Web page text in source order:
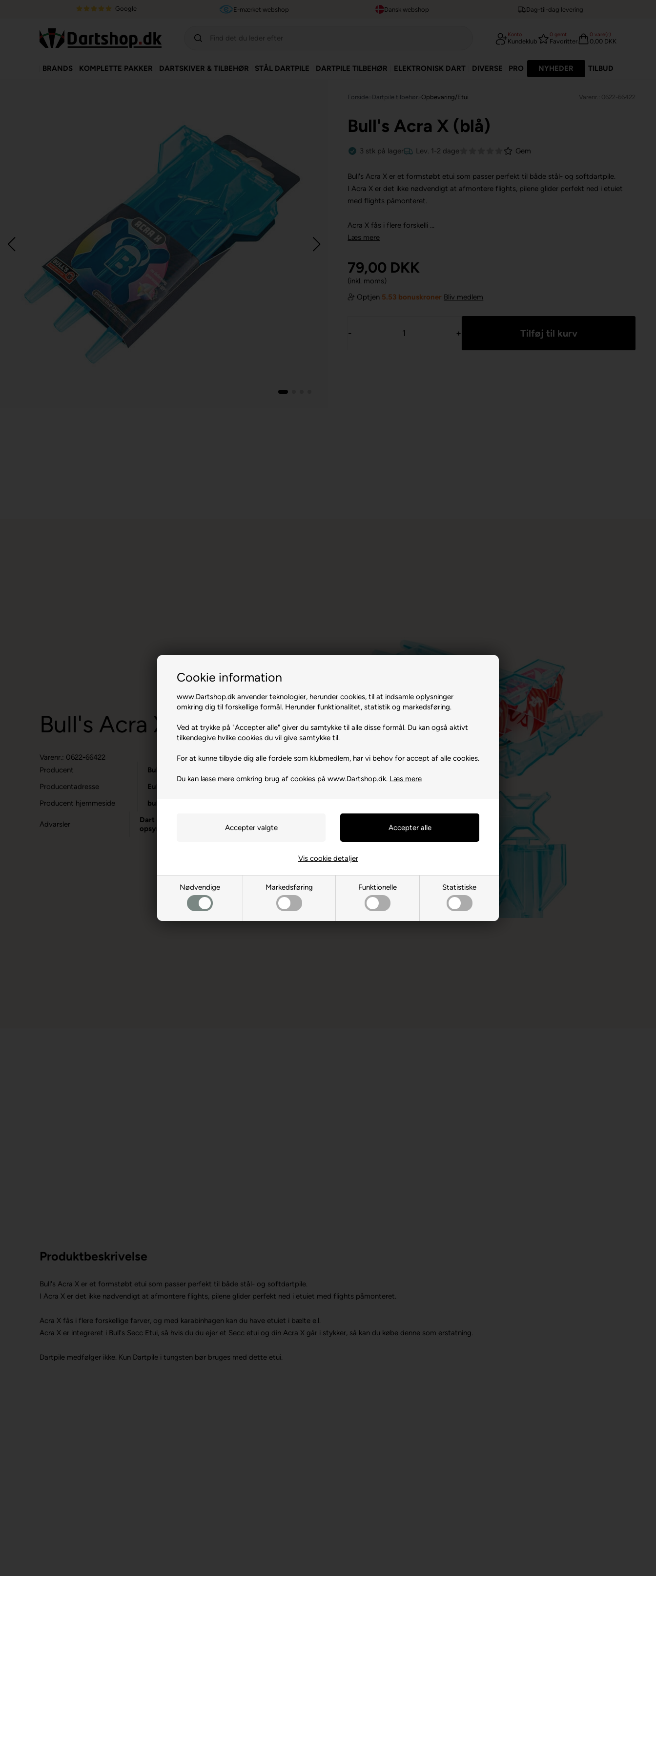
Cookie information
www.Dartshop.dk anvender teknologier, herunder cookies, til at indsamle oplysninger
omkring dig til forskellige formål. Herunder funktionalitet, statistik og markedsføring.
Ved at trykke på "Accepter alle" giver du samtykke til alle disse formål. Du kan også aktivt
tilkendegive hvilke cookies du vil give samtykke til.
For at kunne tilbyde dig alle fordele som klubmedlem, har vi behov for accept af alle cookies.
Du kan læse mere omkring brug af cookies på www.Dartshop.dk. Læs mere
Nødvendige Markedsføring Funktionelle Statistiske
Vis cookie detaljer
Google E-mærket webshop Dansk webshop Dag-til-dag levering
Konto
Kundeklub
0 gemt
Favoritter
0 vare(r)
0,00 DKK
BRANDS KOMPLETTE PAKKER DARTSKIVER & TILBEHØR STÅL DARTPILE DARTPILE TILBEHØR ELEKTRONISK DART DIVERSE PRO NYHEDER TILBUD
Forside Dartpile tilbehør Opbevaring/Etui Varenr.: 0622-66422
Bull's Acra X (blå)
3 stk på lager Lev. 1-2 dage Gem
Bull's Acra X er et formstøbt etui som passer perfekt til både stål- og softdartpile.
I Acra X er det ikke nødvendigt at afmontere flights, pilene glider perfekt ned i etuiet
med flights påmonteret.
Acra X fås i flere forskelli ...
Læs mere
79,00 DKK
(inkl. moms)
Optjen 5.53 bonuskroner Bliv medlem
- +
Bull's Acra X (blå).
Varenr.: 0622-66422
Producent
Bull's
Producentadresse
Eulerstrasse 9, DE-48155 Münster
Producent hjemmeside
bulls-darts.com
Advarsler
Dart er en sport for voksne. Børn bør ikke spille uden
opsyn.
Produktbeskrivelse
Bull's Acra X er et formstøbt etui som passer perfekt til både stål- og softdartpile.
I Acra X er det ikke nødvendigt at afmontere flights, pilene glider perfekt ned i etuiet med flights påmonteret.
Acra X fås i flere forskellige farver, og med karabinhagen kan du have etuiet i bælte e.l.
Acra X er integreret i Bull's Secc Etui, så hvis du du ejer et Secc etui og din Acra X går i stykker, så kan du købe denne som erstatning.
Dartpile medfølger ikke. Kun Dartpile i tungsten bør bruges med dette etui.